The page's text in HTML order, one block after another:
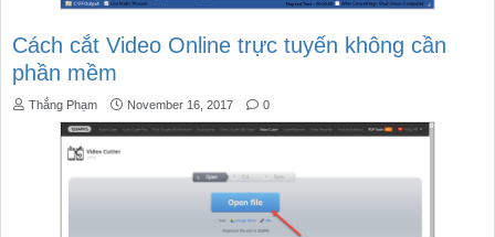
Cách cắt Video Online trực tuyến không cần
phần mềm
Thắng Phạm November 16, 2017 0